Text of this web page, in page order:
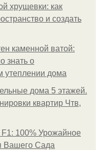
хрущевки: как
и создать
каменной ватой:
знать о
утеплении дома
дома 5 этажей.
квартир Чтв,
100% Урожайное
Вашего Сада